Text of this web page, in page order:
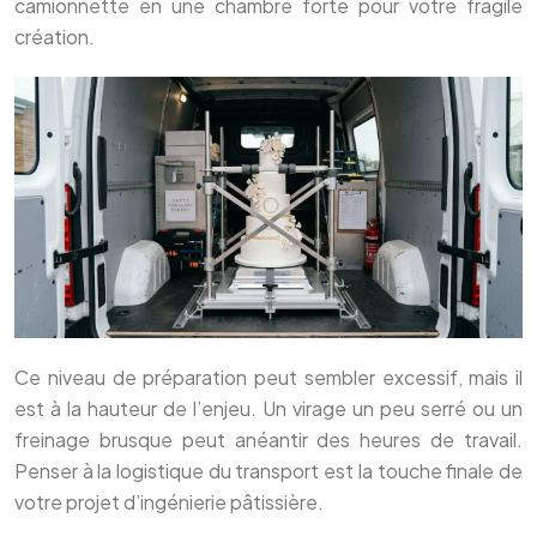
création.
Ce niveau de préparation peut sembler excessif, mais il
est à la hauteur de l’enjeu. Un virage un peu serré ou un
freinage brusque peut anéantir des heures de travail.
Penser à la logistique du transport est la touche finale de
votre projet d’ingénierie pâtissière.